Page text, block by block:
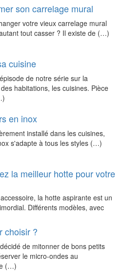
son carrelage mural
votre vieux carrelage mural
tout casser ? Il existe de (…)
cuisine
de notre série sur la
habitations, les cuisines. Pièce
en inox
installé dans les cuisines,
s'adapte à tous les styles (…)
la meilleur hotte pour votre
la hotte aspirante est un
Différents modèles, avec
choisir ?
de mitonner de bons petits
le micro-ondes au
(…)